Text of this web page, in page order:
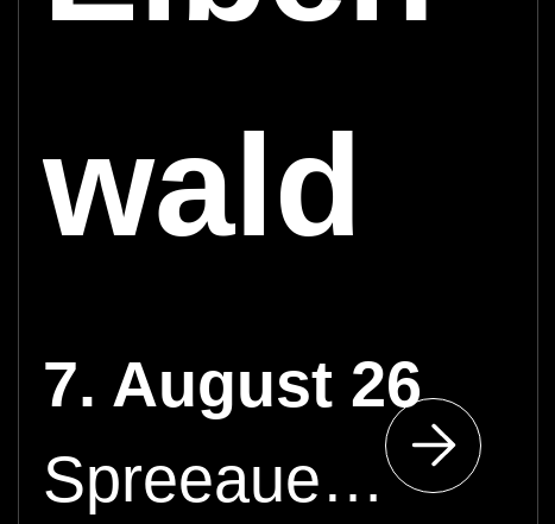
wald
Festiv
7. August 26
Spreeauenpark Cottbus